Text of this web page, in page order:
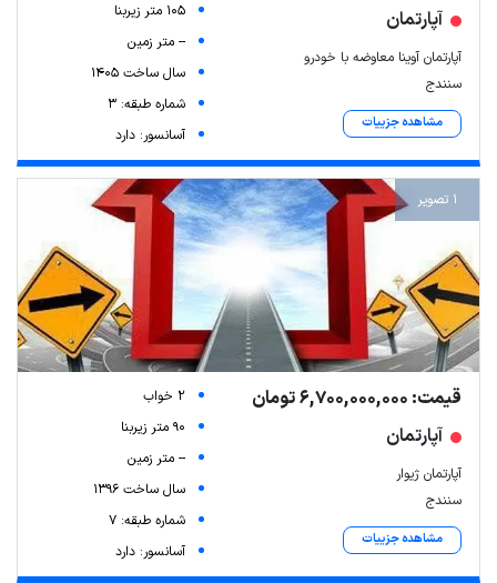
آپارتمان
آپارتمان آوینا معاوضه با خودرو
سنندج
مشاهده جزییات
105 متر زیربنا
-- متر زمین
سال ساخت 1405
شماره طبقه: 3
آسانسور: دارد
1 تصویر
قیمت: 6,700,000,000 تومان
آپارتمان
آپارتمان ژیوار
سنندج
مشاهده جزییات
2 خواب
90 متر زیربنا
-- متر زمین
سال ساخت 1396
شماره طبقه: 7
آسانسور: دارد